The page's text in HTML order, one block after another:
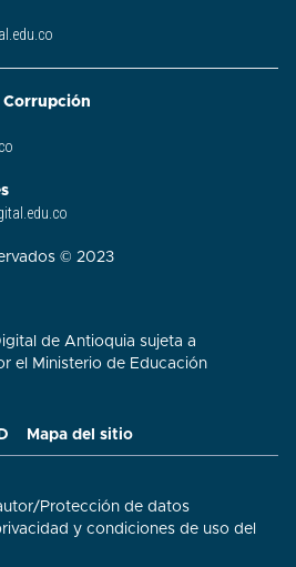
Mapa del sitio
/ Protección de datos
y condiciones de uso del
Corrupción
© 2023
de Antioquia sujeta a
el Ministerio de Educación